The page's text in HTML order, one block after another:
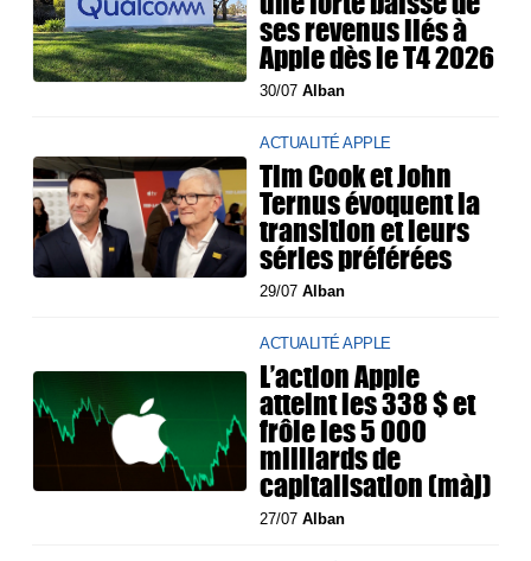
ses revenus liés à
Apple dès le T4 2026
30/07Alban
ACTUALITÉ APPLE
Tim Cook et John
Ternus évoquent la
transition et leurs
séries préférées
29/07Alban
ACTUALITÉ APPLE
L’action Apple
atteint les 338 $ et
frôle les 5 000
milliards de
capitalisation (màj)
27/07Alban